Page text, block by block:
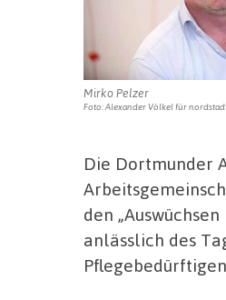
Mirko Pelzer
Foto: Alexander Völkel für
Die Dortmunder
den
anlässlich des